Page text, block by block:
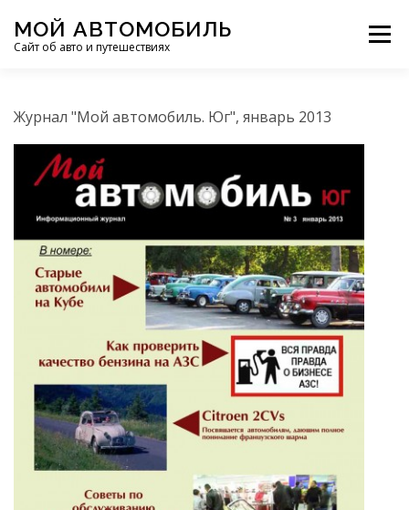
содержимому
МОЙ АВТОМОБИЛЬ
Сайт об авто и путешествиях
Меню
МОТОЦИКЛЫ ЭТО ИНТЕРЕСНО
ФОТООТЧЕТЫ ОСТАЛЬНОЕ
Журнал "Мой автомобиль. Юг", январь 2013